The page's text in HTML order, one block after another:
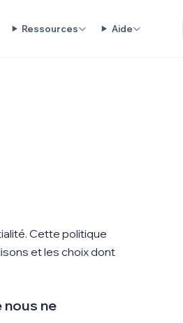
Ressources Aide
Cette politique
et les choix dont
nous ne